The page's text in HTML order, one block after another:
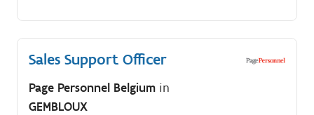
Sales Support Officer
Page Personnel Belgium in
GEMBLOUX